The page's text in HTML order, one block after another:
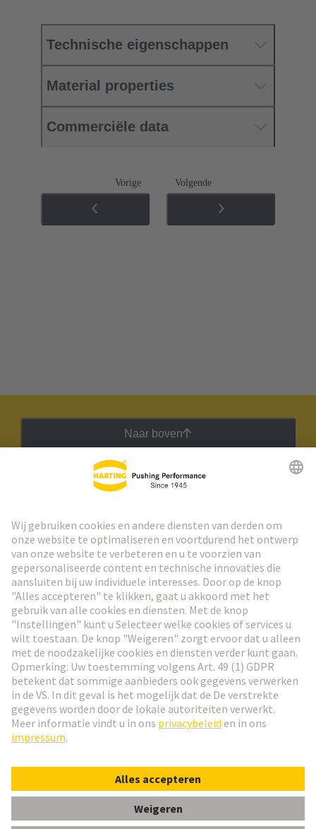
Technische eigenschappen
Material properties
Commerciële data
Vorige Volgende
Naar boven
Ga naar registratie
Social Media
© HARTING Technology Group
AfdrukPrivacybeleid Cookie-instellingen Gebruiksvoorwaarden